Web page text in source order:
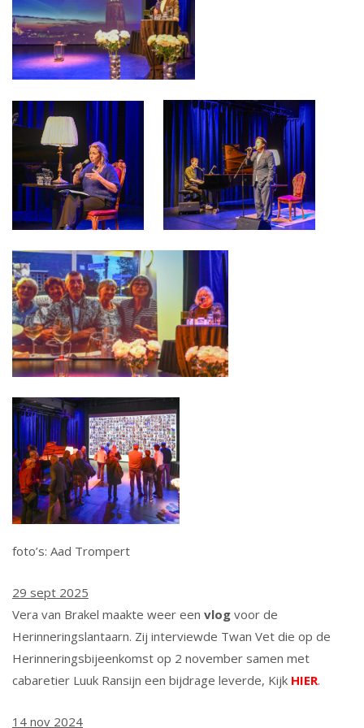
foto’s: Aad Trompert
29 sept 2025
Vera van Brakel maakte weer een vlog voor de
Herinneringslantaarn. Zij interviewde Twan Vet die op de
Herinneringsbijeenkomst op 2 november samen met
cabaretier Luuk Ransijn een bijdrage leverde, Kijk HIER.
14 nov 2024